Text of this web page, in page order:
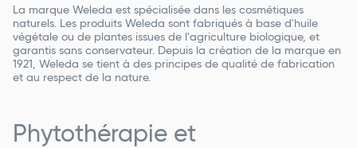
La marque Weleda est spécialisée dans les cosmétiques
naturels. Les produits Weleda sont fabriqués à base d'huile
végétale ou de plantes issues de l'agriculture biologique, et
garantis sans conservateur. Depuis la création de la marque en
1921, Weleda se tient à des principes de qualité de fabrication
et au respect de la nature.
Phytothérapie et